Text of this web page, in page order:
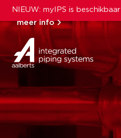
NIEUW: myIPS is beschikbaar
meer info
sluiten